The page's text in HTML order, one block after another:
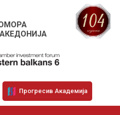
Прогресив Академија